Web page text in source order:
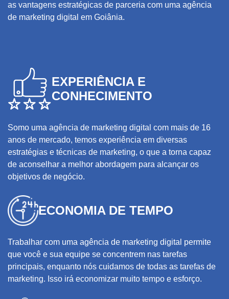
as vantagens estratégicas de parceria com uma agência
de marketing digital em Goiânia.
EXPERIÊNCIA E
CONHECIMENTO
Somo uma agência de marketing digital com mais de 16
anos de mercado, temos experiência em diversas
estratégias e técnicas de marketing, o que a torna capaz
de aconselhar a melhor abordagem para alcançar os
objetivos de negócio.
ECONOMIA DE TEMPO
Trabalhar com uma agência de marketing digital permite
que você e sua equipe se concentrem nas tarefas
principais, enquanto nós cuidamos de todas as tarefas de
marketing. Isso irá economizar muito tempo e esforço.